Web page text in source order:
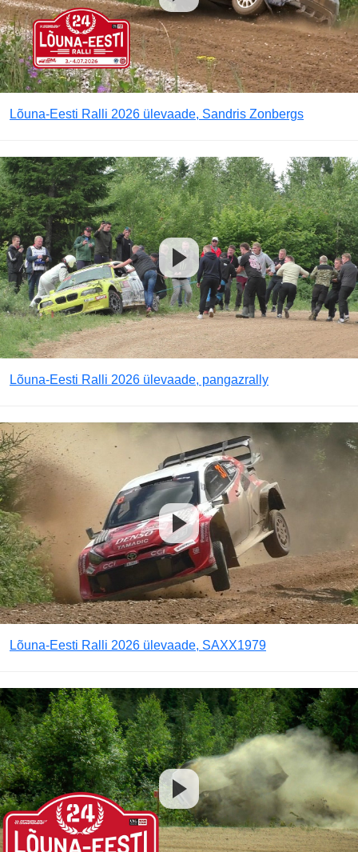
Lõuna-Eesti Ralli 2026 ülevaade, Sandris Zonbergs
Lõuna-Eesti Ralli 2026 ülevaade, pangazrally
Lõuna-Eesti Ralli 2026 ülevaade, SAXX1979